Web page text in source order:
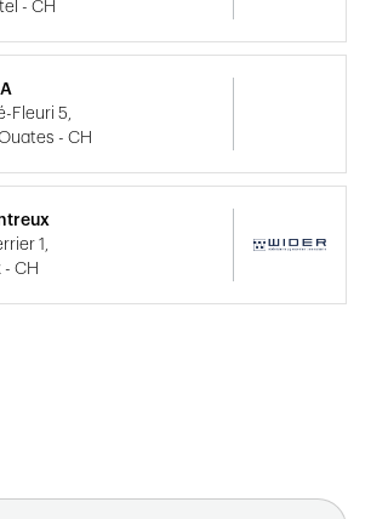
- CH
Fleuri 5,
- CH
1,
- CH